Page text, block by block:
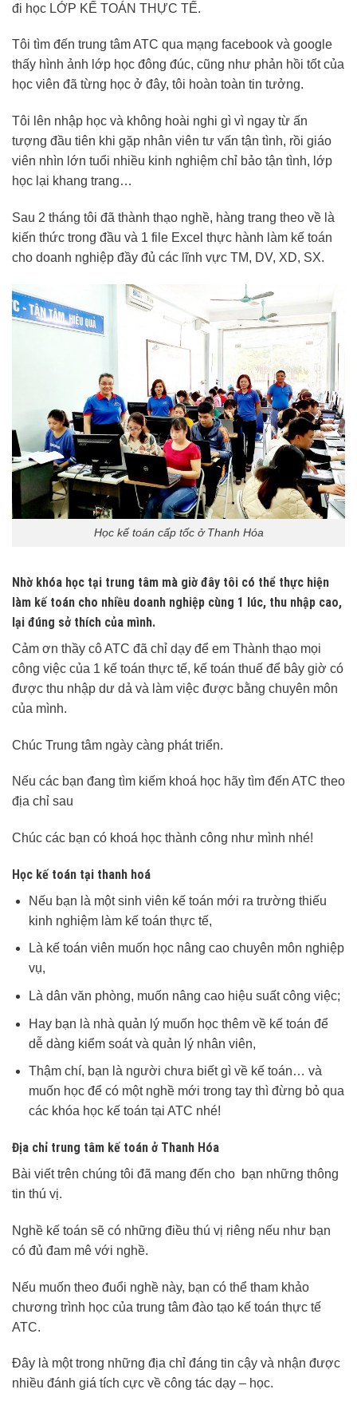
đi học LỚP KẾ TOÁN THỰC TẾ.
Tôi tìm đến trung tâm ATC qua mạng facebook và google
thấy hình ảnh lớp học đông đúc, cũng như phản hồi tốt của
học viên đã từng học ở đây, tôi hoàn toàn tin tưởng.
Tôi lên nhập học và không hoài nghi gì vì ngay từ ấn
tượng đầu tiên khi gặp nhân viên tư vấn tận tình, rồi giáo
viên nhìn lớn tuổi nhiều kinh nghiệm chỉ bảo tận tình, lớp
học lại khang trang…
Sau 2 tháng tôi đã thành thạo nghề, hàng trang theo về là
kiến thức trong đầu và 1 file Excel thực hành làm kế toán
cho doanh nghiệp đầy đủ các lĩnh vực TM, DV, XD, SX.
Học kế toán cấp tốc ở Thanh Hóa
Nhờ khóa học tại trung tâm mà giờ đây tôi có thể thực hiện
làm kế toán cho nhiều doanh nghiệp cùng 1 lúc, thu nhập cao,
lại đúng sở thích của mình.
Cảm ơn thầy cô ATC đã chỉ dạy để em Thành thạo mọi
công việc của 1 kế toán thực tế, kế toán thuế để bây giờ có
được thu nhập dư dả và làm việc được bằng chuyên môn
của mình.
Chúc Trung tâm ngày càng phát triển.
Nếu các bạn đang tìm kiếm khoá học hãy tìm đến ATC theo
địa chỉ sau
Chúc các bạn có khoá học thành công như mình nhé!
Học kế toán tại thanh hoá
Nếu bạn là một sinh viên kế toán mới ra trường thiếu
kinh nghiệm làm kế toán thực tế,
Là kế toán viên muốn học nâng cao chuyên môn nghiệp
vụ,
Là dân văn phòng, muốn nâng cao hiệu suất công việc;
Hay bạn là nhà quản lý muốn học thêm về kế toán để
dễ dàng kiểm soát và quản lý nhân viên,
Thậm chí, bạn là người chưa biết gì về kế toán… và
muốn học để có một nghề mới trong tay thì đừng bỏ qua
các khóa học kế toán tại ATC nhé!
Địa chỉ trung tâm kế toán ở Thanh Hóa
Bài viết trên chúng tôi đã mang đến cho bạn những thông
tin thú vị.
Nghề kế toán sẽ có những điều thú vị riêng nếu như bạn
có đủ đam mê với nghề.
Nếu muốn theo đuổi nghề này, bạn có thể tham khảo
chương trình học của trung tâm đào tạo kế toán thực tế
ATC.
Đây là một trong những địa chỉ đáng tin cậy và nhận được
nhiều đánh giá tích cực về công tác dạy – học.